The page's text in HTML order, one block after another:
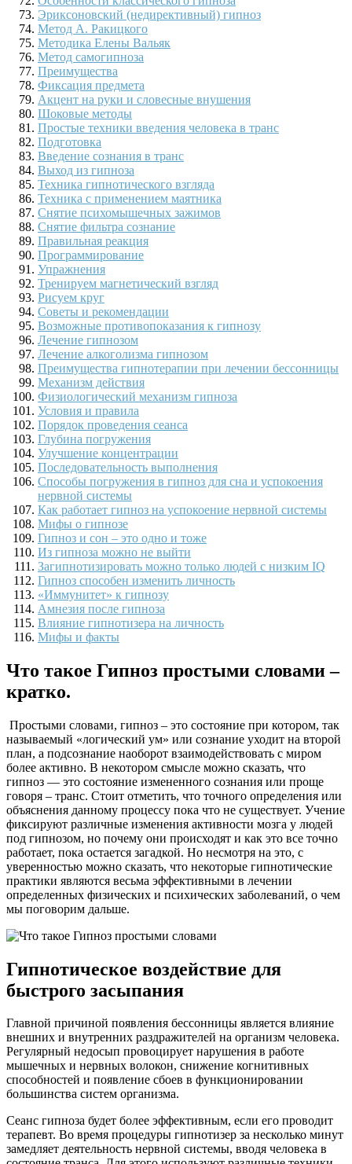
Эриксоновский (недирективный) гипноз
Метод А. Ракицкого
Методика Елены Вальяк
Метод самогипноза
Преимущества
Фиксация предмета
Акцент на руки и словесные внушения
Шоковые методы
Простые техники введения человека в транс
Подготовка
Введение сознания в транс
Выход из гипноза
Техника гипнотического взгляда
Техника с применением маятника
Снятие психомышечных зажимов
Снятие фильтра сознание
Правильная реакция
Программирование
Упражнения
Тренируем магнетический взгляд
Рисуем круг
Советы и рекомендации
Возможные противопоказания к гипнозу
Лечение гипнозом
Лечение алкоголизма гипнозом
Преимущества гипнотерапии при лечении бессонницы
Механизм действия
Физиологический механизм гипноза
Условия и правила
Порядок проведения сеанса
Глубина погружения
Улучшение концентрации
Последовательность выполнения
Способы погружения в гипноз для сна и успокоения
нервной системы
Как работает гипноз на успокоение нервной системы
Мифы о гипнозе
Гипноз и сон – это одно и тоже
Из гипноза можно не выйти
Загипнотизировать можно только людей с низким IQ
Гипноз способен изменить личность
«Иммунитет» к гипнозу
Амнезия после гипноза
Влияние гипнотизера на личность
Мифы и факты
Что такое Гипноз простыми словами –
кратко.
Простыми словами, гипноз – это состояние при котором, так
называемый «логический ум» или сознание уходит на второй
план, а подсознание наоборот взаимодействовать с миром
более активно. В некотором смысле можно сказать, что
гипноз — это состояние измененного сознания или проще
говоря – транс. Стоит отметить, что точного определения или
объяснения данному процессу пока что не существует. Учение
фиксируют различные изменения активности мозга у людей
под гипнозом, но почему они происходят и как это все точно
работает, пока остается загадкой. Но несмотря на это, с
уверенностью можно сказать, что некоторые гипнотические
практики являются весьма эффективными в лечении
определенных физических и психических заболеваний, о чем
мы поговорим дальше.
Гипнотическое воздействие для
быстрого засыпания
Главной причиной появления бессонницы является влияние
внешних и внутренних раздражителей на организм человека.
Регулярный недосып провоцирует нарушения в работе
мышечных и нервных волокон, снижение когнитивных
способностей и появление сбоев в функционировании
большинства систем организма.
Сеанс гипноза будет более эффективным, если его проводит
терапевт. Во время процедуры гипнотизер за несколько минут
замедляет деятельность нервной системы, вводя человека в